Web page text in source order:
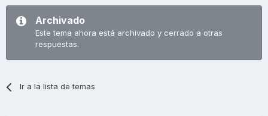
Archivado
Este tema ahora está archivado y cerrado a otras
respuestas.
Ir a la lista de temas